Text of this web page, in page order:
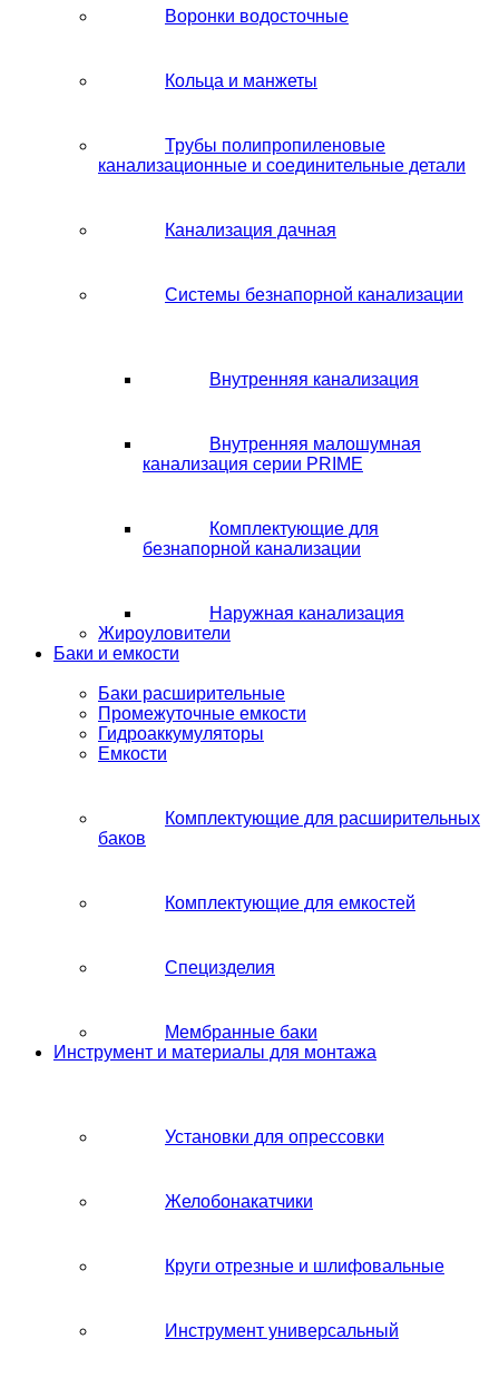
Воронки водосточные
Кольца и манжеты
Трубы полипропиленовые
канализационные и соединительные детали
Канализация дачная
Системы безнапорной канализации
Внутренняя канализация
Внутренняя малошумная
канализация серии PRIME
Комплектующие для
безнапорной канализации
Наружная канализация
Жироуловители
Баки и емкости
Баки расширительные
Промежуточные емкости
Гидроаккумуляторы
Емкости
Комплектующие для расширительных
баков
Комплектующие для емкостей
Специзделия
Мембранные баки
Инструмент и материалы для монтажа
Установки для опрессовки
Желобонакатчики
Круги отрезные и шлифовальные
Инструмент универсальный